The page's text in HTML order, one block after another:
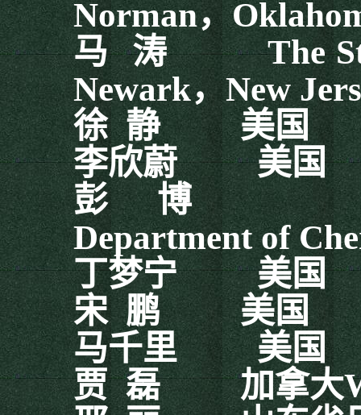
Norman，
马 涛The State
Newark，New
徐 静
美国
李欣蔚
美国
彭
博
Department of
丁梦宁
美国
宋 鹏
美国
马千里
美国
贾 磊 加拿大